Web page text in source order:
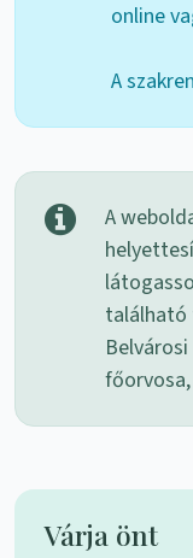
online
A
A
található
főorvosa,
Várja önt